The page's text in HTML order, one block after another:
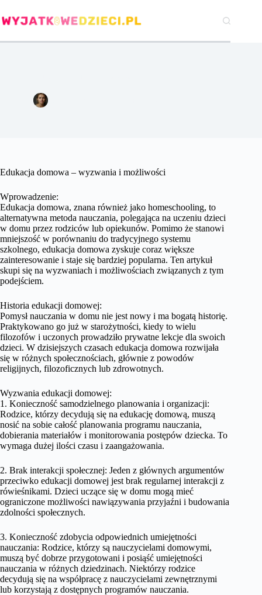
do
treści
Edukacja domowa – wyzwania i możliwości
Wprowadzenie:
Edukacja domowa, znana również jako homeschooling, to
alternatywna metoda nauczania, polegająca na uczeniu dzieci
w domu przez rodziców lub opiekunów. Pomimo że stanowi
mniejszość w porównaniu do tradycyjnego systemu
szkolnego, edukacja domowa zyskuje coraz większe
zainteresowanie i staje się bardziej popularna. Ten artykuł
skupi się na wyzwaniach i możliwościach związanych z tym
podejściem.
Historia edukacji domowej:
Pomysł nauczania w domu nie jest nowy i ma bogatą historię.
Praktykowano go już w starożytności, kiedy to wielu
filozofów i uczonych prowadziło prywatne lekcje dla swoich
dzieci. W dzisiejszych czasach edukacja domowa rozwijała
się w różnych społecznościach, głównie z powodów
religijnych, filozoficznych lub zdrowotnych.
Wyzwania edukacji domowej:
1. Konieczność samodzielnego planowania i organizacji:
Rodzice, którzy decydują się na edukację domową, muszą
nosić na sobie całość planowania programu nauczania,
dobierania materiałów i monitorowania postępów dziecka. To
wymaga dużej ilości czasu i zaangażowania.
2. Brak interakcji społecznej: Jeden z głównych argumentów
przeciwko edukacji domowej jest brak regularnej interakcji z
rówieśnikami. Dzieci uczące się w domu mogą mieć
ograniczone możliwości nawiązywania przyjaźni i budowania
zdolności społecznych.
3. Konieczność zdobycia odpowiednich umiejętności
nauczania: Rodzice, którzy są nauczycielami domowymi,
muszą być dobrze przygotowani i posiąść umiejętności
nauczania w różnych dziedzinach. Niektórzy rodzice
decydują się na współpracę z nauczycielami zewnętrznymi
lub korzystają z dostępnych programów nauczania.